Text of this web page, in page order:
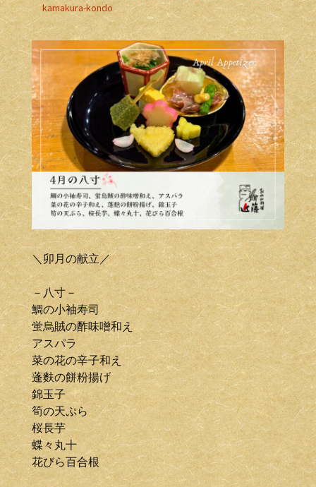
kamakura-kondo
＼卯月の献立／
－八寸－
鯛の小袖寿司
蛍烏賊の酢味噌和え
アスパラ
菜の花の辛子和え
蓬麩の餅粉揚げ
錦玉子
筍の天ぷら
桜長芋
蝶々丸十
花びら百合根